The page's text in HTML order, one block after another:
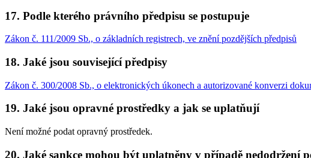
17. Podle kterého právního předpisu se postupuje
Zákon č. 111/2009 Sb., o základních registrech, ve znění pozdějších předpisů
18. Jaké jsou související předpisy
Zákon č. 300/2008 Sb., o elektronických úkonech a autorizované konverzi
19. Jaké jsou opravné prostředky a jak se uplatňují
Není možné podat opravný prostředek.
20. Jaké sankce mohou být uplatněny v případě nedodržení